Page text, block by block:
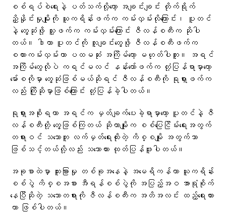
စစ်ရပ်စဲရေးနဲ့ ပတ်သက်လို့တော့ အချင်းချင်း တိုက်ရိုက်
ညှိနှိုင်းမှုမျိုးကို ယူကရိန်းဖက်က ကမ်းလှမ်းလိုကြောင်း၊ ပူတင်
နဲ့ တွေ့ဆုံဖို့ သူ့ဖက်က ကမ်းလှမ်းကြောင်း ဇီလန်စကီးက ဆိုပါ
တယ်။ ဒါဟာ ပူတင်ကို လူချင်းတွေ့ဖို့ ဇီလန်စကီးဖက်က
စကားကမ်းလှမ်းတာ ပထမဆုံး အကြိမ်တော့ မဟုတ်ပါဘူး။ အရင်
အကြိမ်တွေလိုပဲ ကရင်မလင် နန်းတော်ဖက်က တုံ့ပြန်ရာမှာတော့
မော်စကိုမှာ တွေ့ဆုံဖြစ်မယ်ဆိုရင် ဇီလန်စကီးကို ရုရှားဖက်က
လည်း ကြိုဆိုမှာဖြစ်ကြောင်း တုံ့ပြန်ခဲ့ပါတယ်။
ရုရှားအစိုးရဟာ အရင်က မှတ်ချက်ပေးခဲ့ရာမှာတော့ ပူတင်နဲ့ ဇီ
လန်စကီးတို့ တွေ့ဖြစ်ကြတယ် ဆိုတာမျိုးက စစ်ပြေငြိမ်းရေးအတွက်
တရားဝင် သဘောတူ လက်မှတ်ရေးထိုးတဲ့ ကိစ္စမျိုး အတွက်သာ
ဖြစ်သင့်တယ်လို့လည်း သဘောထား ထုတ်ပြန်ဖူးပါတယ်။
အခုစာထဲမှာ ထူးခြားမှု တစ်ခုအနေနဲ့ အမေရိကန်ဟာ ယူကရိန်း
စစ်ပွဲ ကိစ္စအစား အီရန်စစ်ပွဲကို အပြည့်အဝ အာရုံစိုက်
နေပြီဆိုတဲ့ သဘောတရားကို ဇီလန်စကီးက အတိအလင်း ထည့်ရေးထား
တာ ဖြစ်ပါတယ်။